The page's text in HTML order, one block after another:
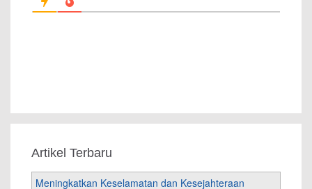
Artikel Terbaru
Meningkatkan Keselamatan dan Kesejahteraan